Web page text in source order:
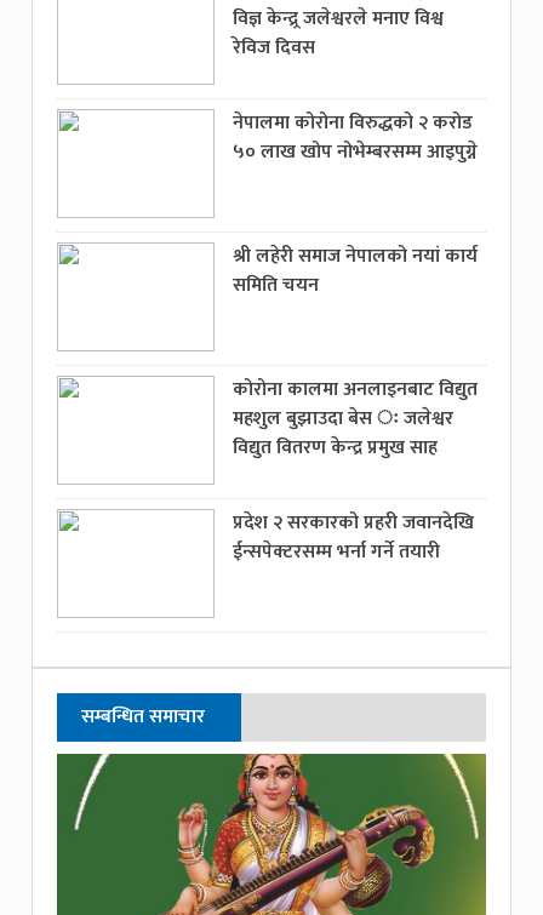
विज्ञ केन्द्र्र जलेश्वरले मनाए विश्व
रेविज दिवस
नेपालमा कोरोना विरुद्धको २ करोड
५० लाख खोप नोभेम्बरसम्म आइपुग्ने
श्री लहेरी समाज नेपालको नयां कार्य
समिति चयन
कोरोना कालमा अनलाइनबाट विद्युत
महशुल बुझाउदा बेस ः जलेश्वर
विद्युत वितरण केन्द्र प्रमुख साह
प्रदेश २ सरकारको प्रहरी जवानदेखि
ईन्सपेक्टरसम्म भर्ना गर्ने तयारी
सम्बन्धित समाचार